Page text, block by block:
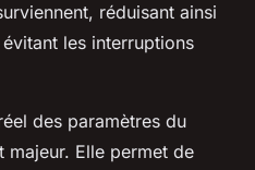
réduisant ainsi
les interruptions
des paramètres du
majeur. Elle permet de